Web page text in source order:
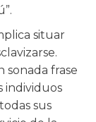
situar
sonada frase
individuos
sus